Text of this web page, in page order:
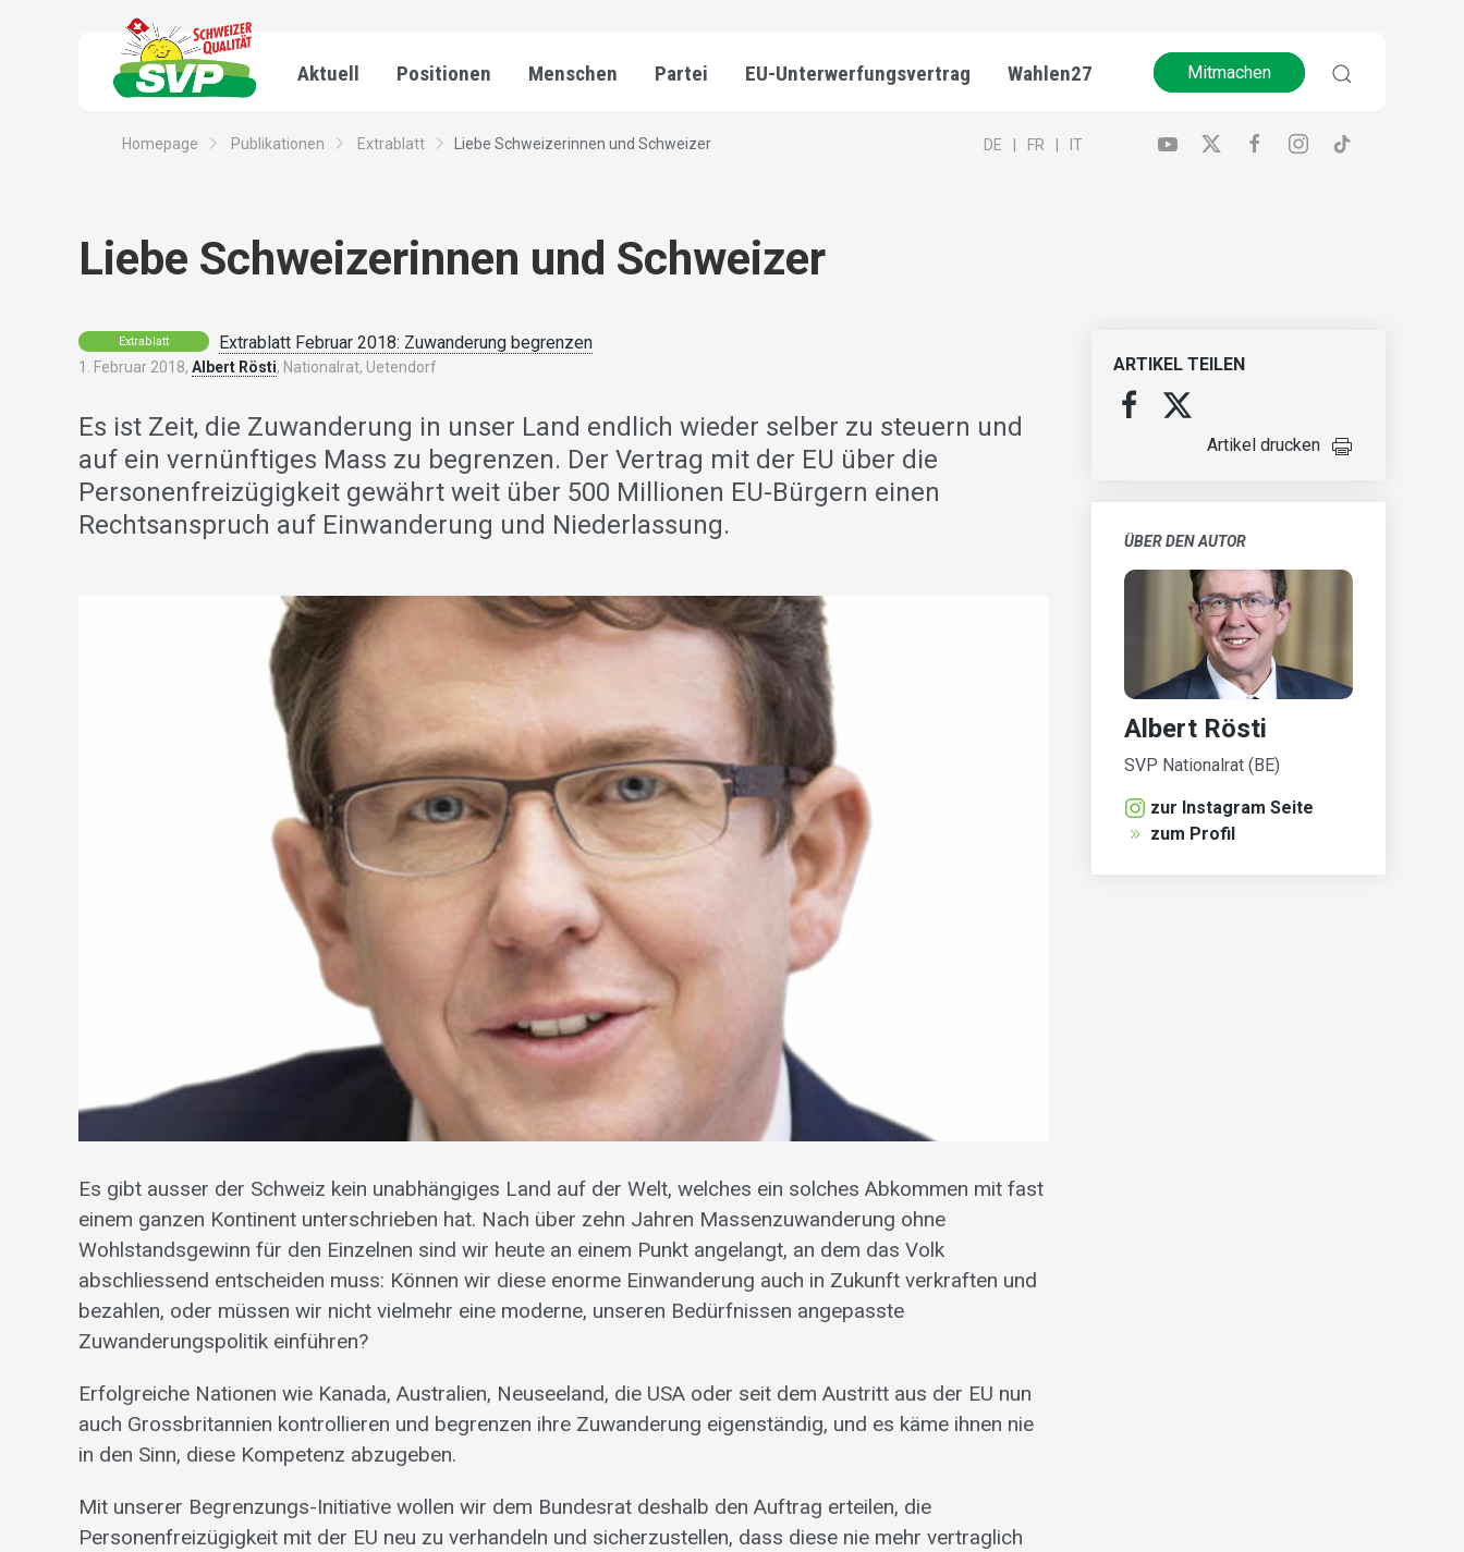
Aktuell Positionen Menschen Partei EU-Unterwerfungsvertrag Wahlen27 Mitmachen
Homepage Publikationen Extrablatt Liebe Schweizerinnen und Schweizer DE FR IT
Liebe Schweizerinnen und Schweizer
Extrablatt Extrablatt Februar 2018: Zuwanderung begrenzen
1. Februar 2018, Albert Rösti, Nationalrat, Uetendorf
Es ist Zeit, die Zuwanderung in unser Land endlich wieder selber zu steuern und
auf ein vernünftiges Mass zu begrenzen. Der Vertrag mit der EU über die
Personenfreizügigkeit gewährt weit über 500 Millionen EU-Bürgern einen
Rechtsanspruch auf Einwanderung und Niederlassung.
Es gibt ausser der Schweiz kein unabhängiges Land auf der Welt, welches ein solches Abkommen mit fast
einem ganzen Kontinent unterschrieben hat. Nach über zehn Jahren Massenzuwanderung ohne
Wohlstandsgewinn für den Einzelnen sind wir heute an einem Punkt angelangt, an dem das Volk
abschliessend entscheiden muss: Können wir diese enorme Einwanderung auch in Zukunft verkraften und
bezahlen, oder müssen wir nicht vielmehr eine moderne, unseren Bedürfnissen angepasste
Zuwanderungspolitik einführen?
Erfolgreiche Nationen wie Kanada, Australien, Neuseeland, die USA oder seit dem Austritt aus der EU nun
auch Grossbritannien kontrollieren und begrenzen ihre Zuwanderung eigenständig, und es käme ihnen nie
in den Sinn, diese Kompetenz abzugeben.
Mit unserer Begrenzungs-Initiative wollen wir dem Bundesrat deshalb den Auftrag erteilen, die
Personenfreizügigkeit mit der EU neu zu verhandeln und sicherzustellen, dass diese nie mehr vertraglich
ARTIKEL TEILEN
Artikel drucken
ÜBER DEN AUTOR
Albert Rösti
SVP Nationalrat (BE)
zur Instagram Seite
zum Profil